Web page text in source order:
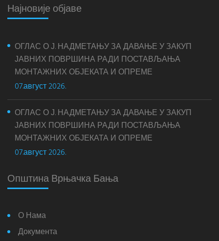
Најновије објаве
ОГЛАС О Ј. НАДМЕТАЊУ ЗА ДАВАЊЕ У ЗАКУП
ЈАВНИХ ПОВРШИНА РАДИ ПОСТАВЉАЊА
МОНТАЖНИХ ОБЈЕКАТА И ОПРЕМЕ
07.август 2026.
ОГЛАС О Ј. НАДМЕТАЊУ ЗА ДАВАЊЕ У ЗАКУП
ЈАВНИХ ПОВРШИНА РАДИ ПОСТАВЉАЊА
МОНТАЖНИХ ОБЈЕКАТА И ОПРЕМЕ
07.август 2026.
Општина Врњачка Бања
О Нама
Документа